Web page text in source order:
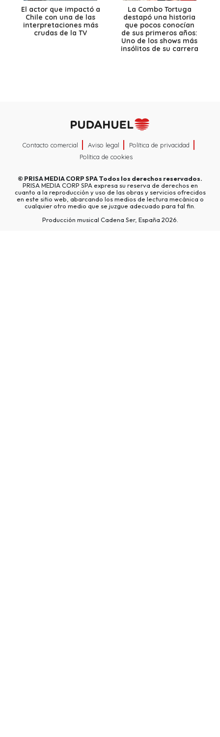
El actor que impactó a
Chile con una de las
interpretaciones más
crudas de la TV
La Combo Tortuga
destapó una historia
que pocos conocían
de sus primeros años:
Uno de los shows más
insólitos de su carrera
Contacto comercial Aviso legal
Política de privacidad
Política de cookies
© PRISA MEDIA CORP SPATodos los derechos reservados.
PRISA MEDIA CORP SPA expresa su reserva de derechos en
cuanto a la reproducción y uso de las obras y servicios ofrecidos
en este sitio web, abarcando los medios de lectura mecánica o
cualquier otro medio que se juzgue adecuado para tal fin.
Producción musical Cadena Ser, España 2026.